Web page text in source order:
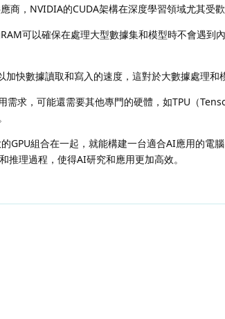
商，NVIDIA的CUDA架構在深度學習領域尤其受歡
RAM可以確保在處理大型數據集和模型時不會遇到
加快數據讀取和寫入的速度，這對於大數據處理和
需求，可能還需要其他專門的硬體，如TPU（
GPU組合在一起，就能構建一台適合AI應用的電
推理過程，使得AI研究和應用更加高效。